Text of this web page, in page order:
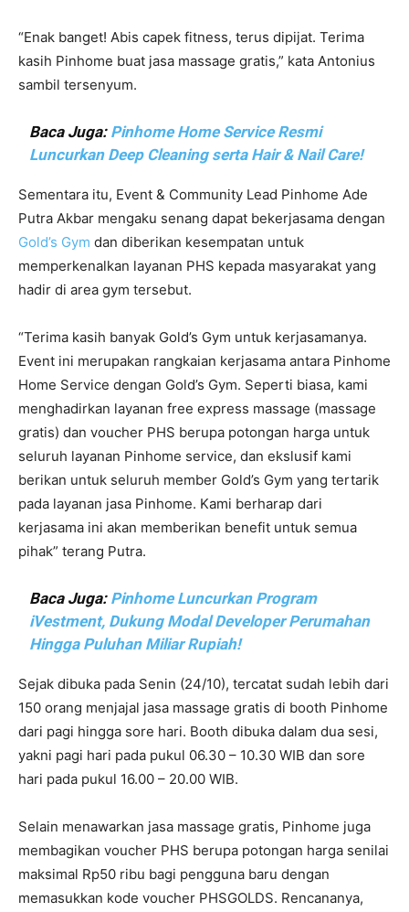
“Enak banget! Abis capek fitness, terus dipijat. Terima
kasih Pinhome buat jasa massage gratis,” kata Antonius
sambil tersenyum.
Baca Juga: Pinhome Home Service Resmi
Luncurkan Deep Cleaning serta Hair & Nail Care!
Sementara itu, Event & Community Lead Pinhome Ade
Putra Akbar mengaku senang dapat bekerjasama dengan
Gold’s Gym dan diberikan kesempatan untuk
memperkenalkan layanan PHS kepada masyarakat yang
hadir di area gym tersebut.
“Terima kasih banyak Gold’s Gym untuk kerjasamanya.
Event ini merupakan rangkaian kerjasama antara Pinhome
Home Service dengan Gold’s Gym. Seperti biasa, kami
menghadirkan layanan free express massage (massage
gratis) dan voucher PHS berupa potongan harga untuk
seluruh layanan Pinhome service, dan ekslusif kami
berikan untuk seluruh member Gold’s Gym yang tertarik
pada layanan jasa Pinhome. Kami berharap dari
kerjasama ini akan memberikan benefit untuk semua
pihak” terang Putra.
Baca Juga: Pinhome Luncurkan Program
iVestment, Dukung Modal Developer Perumahan
Hingga Puluhan Miliar Rupiah!
Sejak dibuka pada Senin (24/10), tercatat sudah lebih dari
150 orang menjajal jasa massage gratis di booth Pinhome
dari pagi hingga sore hari. Booth dibuka dalam dua sesi,
yakni pagi hari pada pukul 06.30 – 10.30 WIB dan sore
hari pada pukul 16.00 – 20.00 WIB.
Selain menawarkan jasa massage gratis, Pinhome juga
membagikan voucher PHS berupa potongan harga senilai
maksimal Rp50 ribu bagi pengguna baru dengan
memasukkan kode voucher PHSGOLDS. Rencananya,